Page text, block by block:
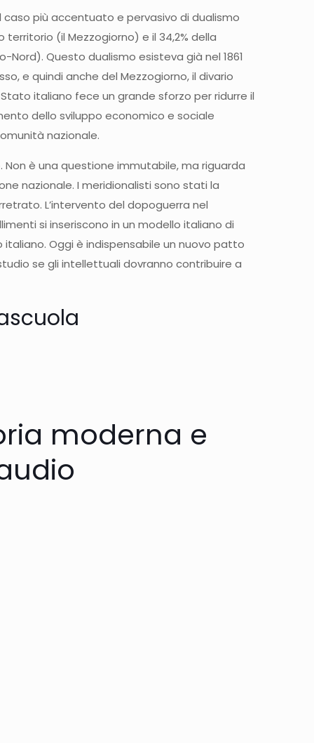
più accentuato e pervasivo di dualismo
territorio (il Mezzogiorno) e il 34,2% della
Questo dualismo esisteva già nel 1861
e quindi anche del Mezzogiorno, il divario
italiano fece un grande sforzo per ridurre il
dello sviluppo economico e sociale
nazionale.
è una questione immutabile, ma riguarda
nazionale. I meridionalisti sono stati la
L’intervento del dopoguerra nel
si inseriscono in un modello italiano di
Oggi è indispensabile un nuovo patto
se gli intellettuali dovranno contribuire a
moderna e